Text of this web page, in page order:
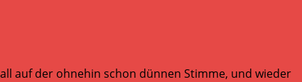
auf der ohnehin schon dünnen Stimme, und wieder